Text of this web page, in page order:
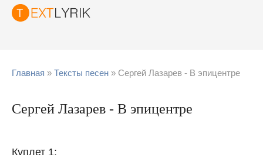
Главная » Тексты песен » Сергей Лазарев - В эпицентре
Сергей Лазарев - В эпицентре
Куплет 1: